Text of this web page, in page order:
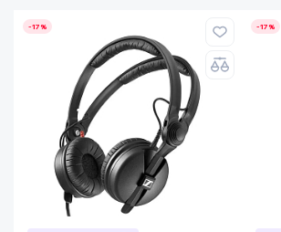
-17% -17%